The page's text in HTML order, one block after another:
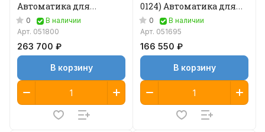
Автоматика для
двустворчатой
раздвижной двери
0
В наличии
Арт. 051800
263 700 ₽
В корзину
0124) Автоматика для
двустворчатой
раздвижной двери
0
В наличии
Арт. 051695
166 550 ₽
В корзину